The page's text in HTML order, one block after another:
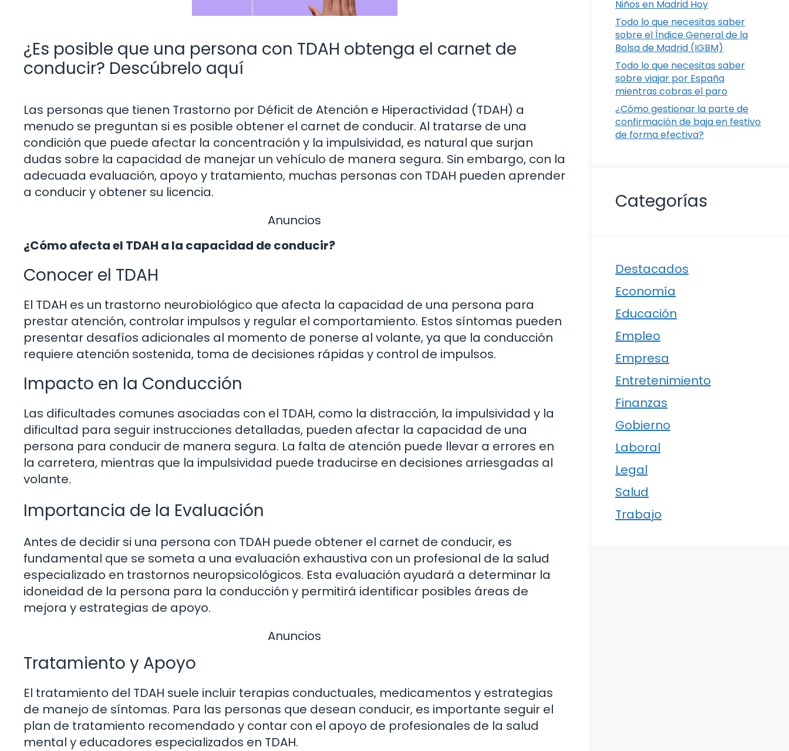
¿Es posible que una persona con TDAH obtenga el carnet de
conducir? Descúbrelo aquí
Las personas que tienen Trastorno por Déficit de Atención e Hiperactividad (TDAH) a
menudo se preguntan si es posible obtener el carnet de conducir. Al tratarse de una
condición que puede afectar la concentración y la impulsividad, es natural que surjan
dudas sobre la capacidad de manejar un vehículo de manera segura. Sin embargo, con la
adecuada evaluación, apoyo y tratamiento, muchas personas con TDAH pueden aprender
a conducir y obtener su licencia.
Anuncios
¿Cómo afecta el TDAH a la capacidad de conducir?
Conocer el TDAH
El TDAH es un trastorno neurobiológico que afecta la capacidad de una persona para
prestar atención, controlar impulsos y regular el comportamiento. Estos síntomas pueden
presentar desafíos adicionales al momento de ponerse al volante, ya que la conducción
requiere atención sostenida, toma de decisiones rápidas y control de impulsos.
Impacto en la Conducción
Las dificultades comunes asociadas con el TDAH, como la distracción, la impulsividad y la
dificultad para seguir instrucciones detalladas, pueden afectar la capacidad de una
persona para conducir de manera segura. La falta de atención puede llevar a errores en
la carretera, mientras que la impulsividad puede traducirse en decisiones arriesgadas al
volante.
Importancia de la Evaluación
Antes de decidir si una persona con TDAH puede obtener el carnet de conducir, es
fundamental que se someta a una evaluación exhaustiva con un profesional de la salud
especializado en trastornos neuropsicológicos. Esta evaluación ayudará a determinar la
idoneidad de la persona para la conducción y permitirá identificar posibles áreas de
mejora y estrategias de apoyo.
Anuncios
Tratamiento y Apoyo
El tratamiento del TDAH suele incluir terapias conductuales, medicamentos y estrategias
de manejo de síntomas. Para las personas que desean conducir, es importante seguir el
plan de tratamiento recomendado y contar con el apoyo de profesionales de la salud
mental y educadores especializados en TDAH.
Niños en Madrid Hoy
Todo lo que necesitas saber
sobre el Índice General de la
Bolsa de Madrid (IGBM)
Todo lo que necesitas saber
sobre viajar por España
mientras cobras el paro
¿Cómo gestionar la parte de
confirmación de baja en festivo
de forma efectiva?
Categorías
Destacados
Economía
Educación
Empleo
Empresa
Entretenimiento
Finanzas
Gobierno
Laboral
Legal
Salud
Trabajo